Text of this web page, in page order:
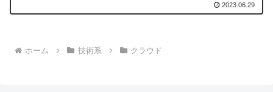
2023.06.29
ホーム 技術系 クラウド